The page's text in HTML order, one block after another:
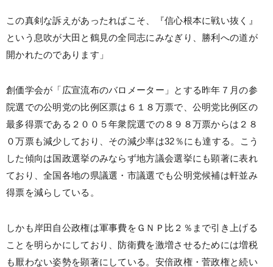
この真剣な訴えがあったればこそ、『信心根本に戦い抜く』
という息吹が大田と鶴見の全同志にみなぎり、勝利への道が
開かれたのであります」
創価学会が「広宣流布のバロメーター」とする昨年７月の参
院選での公明党の比例区票は６１８万票で、公明党比例区の
最多得票である２００５年衆院選での８９８万票からは２８
０万票も減少しており、その減少率は32％にも達する。こう
した傾向は国政選挙のみならず地方議会選挙にも顕著に表れ
ており、全国各地の県議選・市議選でも公明党候補は軒並み
得票を減らしている。
しかも岸田自公政権は軍事費をＧＮＰ比２％まで引き上げる
ことを明らかにしており、防衛費を激増させるためには増税
も厭わない姿勢を顕著にしている。安倍政権・菅政権と続い